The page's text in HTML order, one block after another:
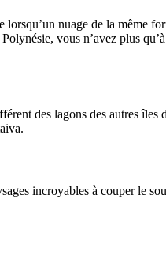
nuage de la même
vous n’avez plus
des lagons des autres
incroyables à couper le